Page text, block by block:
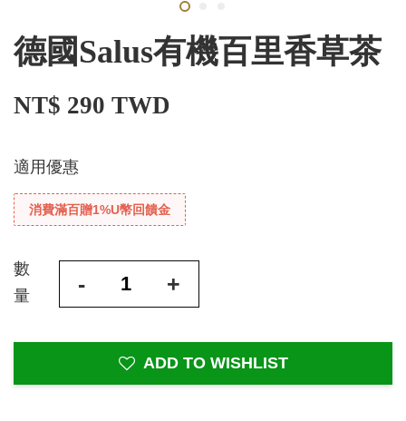
德國Salus有機百里香草茶
NT$ 290 TWD
適用優惠
消費滿百贈1%U幣回饋金
數
量
- +
ADD TO WISHLIST